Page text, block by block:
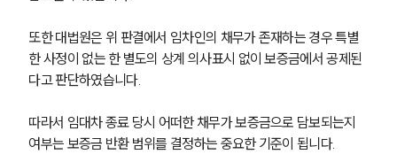
또한 대법원은 위 판결에서 임차인의 채무가 존재하는 경우 특별
한 사정이 없는 한 별도의 상계 의사표시 없이 보증금에서 공제된
다고 판단하였습니다.
따라서 임대차 종료 당시 어떠한 채무가 보증금으로 담보되는지
여부는 보증금 반환 범위를 결정하는 중요한 기준이 됩니다.